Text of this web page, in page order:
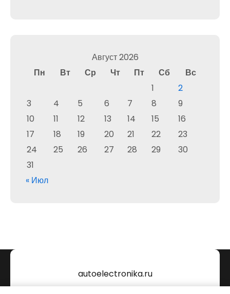
Август 2026
Пн
Вт Ср Чт Пт Сб
Вс
1
2
3
4 5 6 7 8
9
10
11 12 13 14 15
16
17
18 19 20 21 22
23
24
25 26 27 28 29
30
31
« Июл
autoelectronika.ru